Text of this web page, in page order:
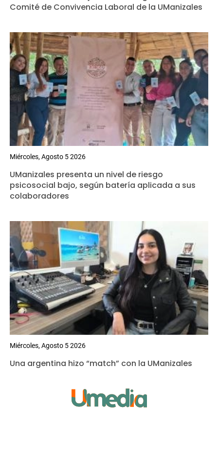
Comité de Convivencia Laboral de la UManizales
Miércoles, Agosto 5 2026
UManizales presenta un nivel de riesgo
psicosocial bajo, según batería aplicada a sus
colaboradores
Miércoles, Agosto 5 2026
Una argentina hizo “match” con la UManizales